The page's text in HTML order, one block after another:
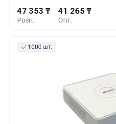
Розн.
47 353 ₸
Опт.
41 265 ₸
1000 шт.